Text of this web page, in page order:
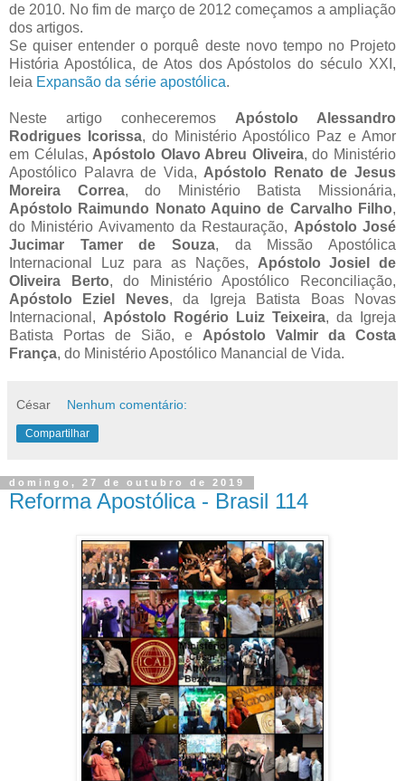
de 2010. No fim de março de 2012 começamos a ampliação
dos artigos.
Se quiser entender o porquê deste novo tempo no Projeto
História Apostólica, de Atos dos Apóstolos do século XXI,
leia Expansão da série apostólica.
Neste artigo conheceremos Apóstolo Alessandro
Rodrigues Icorissa, do Ministério Apostólico Paz e Amor
em Células, Apóstolo Olavo Abreu Oliveira, do Ministério
Apostólico Palavra de Vida, Apóstolo Renato de Jesus
Moreira Correa, do Ministério Batista Missionária,
Apóstolo Raimundo Nonato Aquino de Carvalho Filho,
do Ministério Avivamento da Restauração, Apóstolo José
Jucimar Tamer de Souza, da Missão Apostólica
Internacional Luz para as Nações, Apóstolo Josiel de
Oliveira Berto, do Ministério Apostólico Reconciliação,
Apóstolo Eziel Neves, da Igreja Batista Boas Novas
Internacional, Apóstolo Rogério Luiz Teixeira, da Igreja
Batista Portas de Sião, e Apóstolo Valmir da Costa
França, do Ministério Apostólico Manancial de Vida.
César Nenhum comentário:
Compartilhar
domingo, 27 de outubro de 2019
Reforma Apostólica - Brasil 114